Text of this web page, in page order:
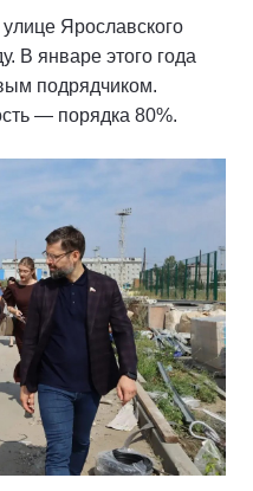
Ярославского
В январе этого года
подрядчиком.
— порядка 80%.